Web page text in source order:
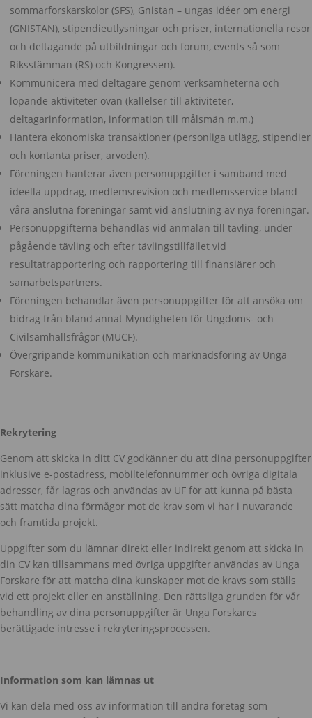
sommarforskarskolor (SFS), Gnistan – ungas idéer om energi
(GNISTAN), stipendieutlysningar och priser, internationella resor
och deltagande på utbildningar och forum, events så som
Riksstämman (RS) och Kongressen).
Kommunicera med deltagare genom verksamheterna och
löpande aktiviteter ovan (kallelser till aktiviteter,
deltagarinformation, information till målsmän m.m.)
Hantera ekonomiska transaktioner (personliga utlägg, stipendier
och kontanta priser, arvoden).
Föreningen hanterar även personuppgifter i samband med
ideella uppdrag, medlemsrevision och medlemsservice bland
våra anslutna föreningar samt vid anslutning av nya föreningar.
Personuppgifterna behandlas vid anmälan till tävling, under
pågående tävling och efter tävlingstillfället vid
resultatrapportering och rapportering till finansiärer och
samarbetspartners.
Föreningen behandlar även personuppgifter för att ansöka om
bidrag från bland annat Myndigheten för Ungdoms- och
Civilsamhällsfrågor (MUCF).
Övergripande kommunikation och marknadsföring av Unga
Forskare.
Rekrytering
Genom att skicka in ditt CV godkänner du att dina personuppgifter
inklusive e-postadress, mobiltelefonnummer och övriga digitala
adresser, får lagras och användas av UF för att kunna på bästa
sätt matcha dina förmågor mot de krav som vi har i nuvarande
och framtida projekt.
Uppgifter som du lämnar direkt eller indirekt genom att skicka in
din CV kan tillsammans med övriga uppgifter användas av Unga
Forskare för att matcha dina kunskaper mot de kravs som ställs
vid ett projekt eller en anställning. Den rättsliga grunden för vår
behandling av dina personuppgifter är Unga Forskares
berättigade intresse i rekryteringsprocessen.
Information som kan lämnas ut
Vi kan dela med oss av information till andra företag som